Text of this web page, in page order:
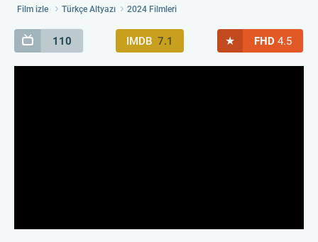
Film izle Türkçe Altyazı 2024 Filmleri
110 IMDB 7.1 ★ FHD 4.5